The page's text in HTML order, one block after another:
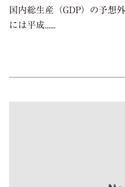
国内総生産（GDP）の予想
には平成......